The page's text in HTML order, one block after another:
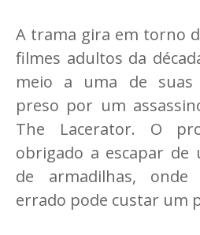
A trama gira em torno
filmes adultos da
meio a uma de suas
preso por um
The Lacerator. O
obrigado a escapar de
de armadilhas, onde
errado pode custar um